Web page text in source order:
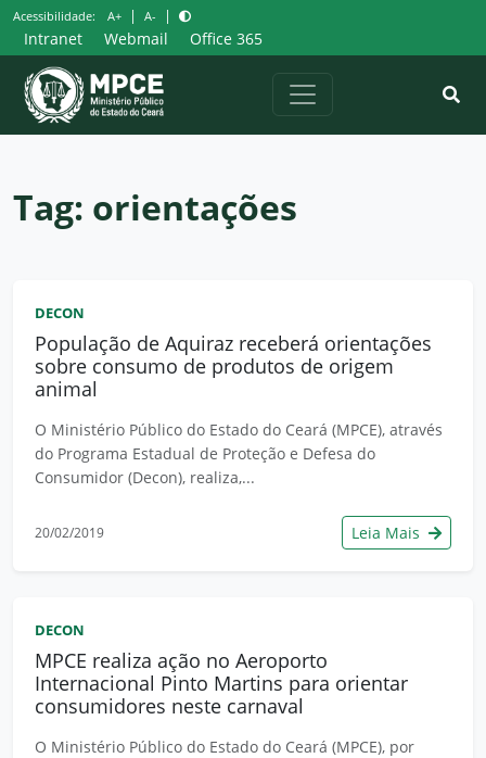
Pular
para
o
conteúdo
Acessibilidade: A+ | A- |
Intranet Webmail Office 365
Tag: orientações
DECON
População de Aquiraz receberá orientações
sobre consumo de produtos de origem
animal
O Ministério Público do Estado do Ceará (MPCE), através
do Programa Estadual de Proteção e Defesa do
Consumidor (Decon), realiza,...
20/02/2019 Leia Mais
DECON
MPCE realiza ação no Aeroporto
Internacional Pinto Martins para orientar
consumidores neste carnaval
O Ministério Público do Estado do Ceará (MPCE), por